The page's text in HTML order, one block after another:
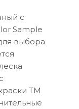
с
Sample
выбора
ТМ